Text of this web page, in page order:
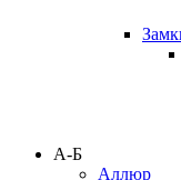
А-Б
Аллюр